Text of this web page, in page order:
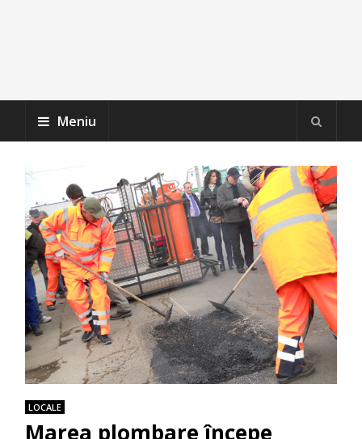
Meniu
LOCALE
Marea plombare începe